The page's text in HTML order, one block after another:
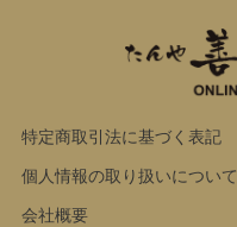
特定商取引法に基づく表記
個人情報の取り扱いについて
会社概要